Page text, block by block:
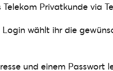
Privatkunde via
wählt ihr die
und einem Passwort